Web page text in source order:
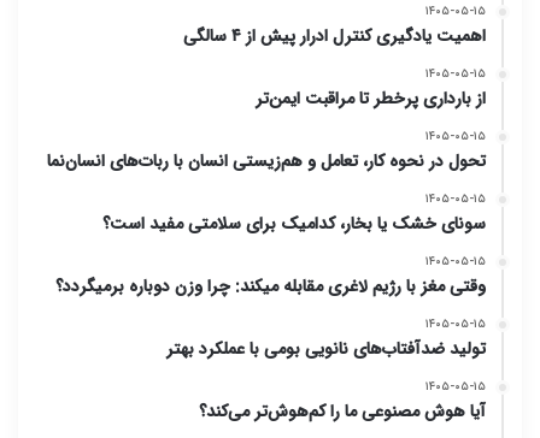
۱۴۰۵-۰۵-۱۵
اهمیت یادگیری کنترل ادرار پیش از ۴ سالگی
۱۴۰۵-۰۵-۱۵
از بارداری پرخطر تا مراقبت ایمن‌تر
۱۴۰۵-۰۵-۱۵
تحول در نحوه کار، تعامل و هم‌زیستی انسان با ربات‌های انسان‌نما
۱۴۰۵-۰۵-۱۵
سونای خشک یا بخار، کدامیک برای سلامتی مفید است؟
۱۴۰۵-۰۵-۱۵
وقتی مغز با رژیم لاغری مقابله میکند: چرا وزن دوباره برمیگردد؟
۱۴۰۵-۰۵-۱۵
تولید ضدآفتاب‌های نانویی بومی با عملکرد بهتر
۱۴۰۵-۰۵-۱۵
آیا هوش مصنوعی ما را کم‌هوش‌تر می‌کند؟